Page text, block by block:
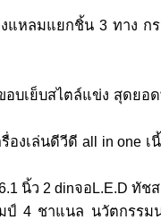
งแหลมแยกชิ้น 3 ทาง
อบเย็บสไตล์แข่ง สุดยอ
รื่องเล่นดีวีดี all in one
นิ้ว 2 dinจอL.E.D ทั
มป์ 4 ชาแนล นวัตกรร